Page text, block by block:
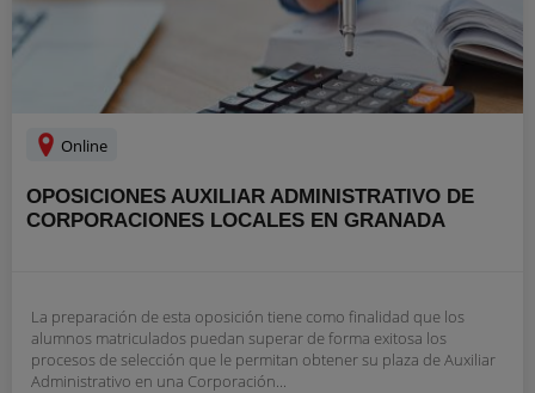
Online
OPOSICIONES AUXILIAR ADMINISTRATIVO DE
CORPORACIONES LOCALES EN GRANADA
La preparación de esta oposición tiene como finalidad que los
alumnos matriculados puedan superar de forma exitosa los
procesos de selección que le permitan obtener su plaza de Auxiliar
Administrativo en una Corporación...